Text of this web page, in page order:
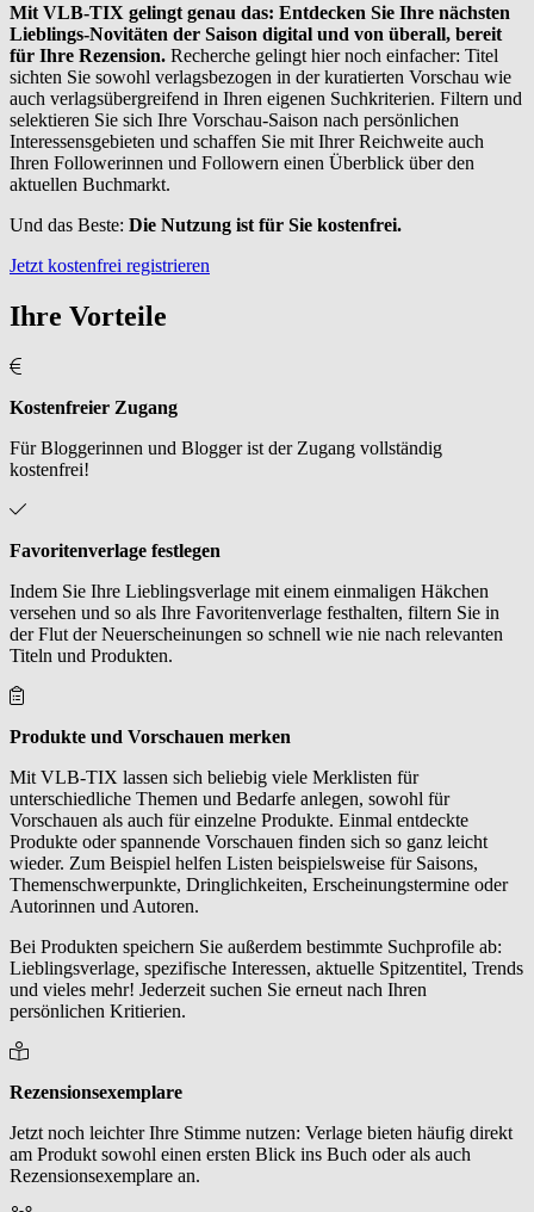
Mit VLB-TIX gelingt genau das: Entdecken Sie Ihre nächsten
Lieblings-Novitäten der Saison digital und von überall, bereit
für Ihre Rezension. Recherche gelingt hier noch einfacher: Titel
sichten Sie sowohl verlagsbezogen in der kuratierten Vorschau wie
auch verlagsübergreifend in Ihren eigenen Suchkriterien. Filtern und
selektieren Sie sich Ihre Vorschau-Saison nach persönlichen
Interessensgebieten und schaffen Sie mit Ihrer Reichweite auch
Ihren Followerinnen und Followern einen Überblick über den
aktuellen Buchmarkt.
Und das Beste: Die Nutzung ist für Sie kostenfrei.
Jetzt kostenfrei registrieren
Ihre Vorteile
Kostenfreier Zugang
Für Bloggerinnen und Blogger ist der Zugang vollständig
kostenfrei!
Favoritenverlage festlegen
Indem Sie Ihre Lieblingsverlage mit einem einmaligen Häkchen
versehen und so als Ihre Favoritenverlage festhalten, filtern Sie in
der Flut der Neuerscheinungen so schnell wie nie nach relevanten
Titeln und Produkten.
Produkte und Vorschauen merken
Mit VLB-TIX lassen sich beliebig viele Merklisten für
unterschiedliche Themen und Bedarfe anlegen, sowohl für
Vorschauen als auch für einzelne Produkte. Einmal entdeckte
Produkte oder spannende Vorschauen finden sich so ganz leicht
wieder. Zum Beispiel helfen Listen beispielsweise für Saisons,
Themenschwerpunkte, Dringlichkeiten, Erscheinungstermine oder
Autorinnen und Autoren.
Bei Produkten speichern Sie außerdem bestimmte Suchprofile ab:
Lieblingsverlage, spezifische Interessen, aktuelle Spitzentitel, Trends
und vieles mehr! Jederzeit suchen Sie erneut nach Ihren
persönlichen Kritierien.
Rezensionsexemplare
Jetzt noch leichter Ihre Stimme nutzen: Verlage bieten häufig direkt
am Produkt sowohl einen ersten Blick ins Buch oder als auch
Rezensionsexemplare an.